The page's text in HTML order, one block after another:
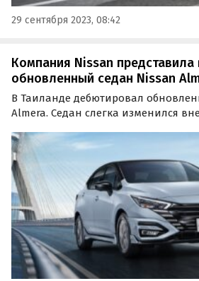
29 сентября 2023, 08:42
Компания Nissan представила
обновленный седан Nissan
В Таиланде дебютировал
Almera. Седан слегка изменился
Nissan Almera в топовом
полностью светодиодную оптику,
ассистентов…